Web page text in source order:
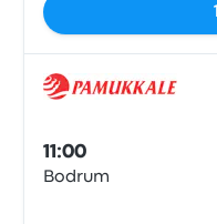
11:00
Bodrum